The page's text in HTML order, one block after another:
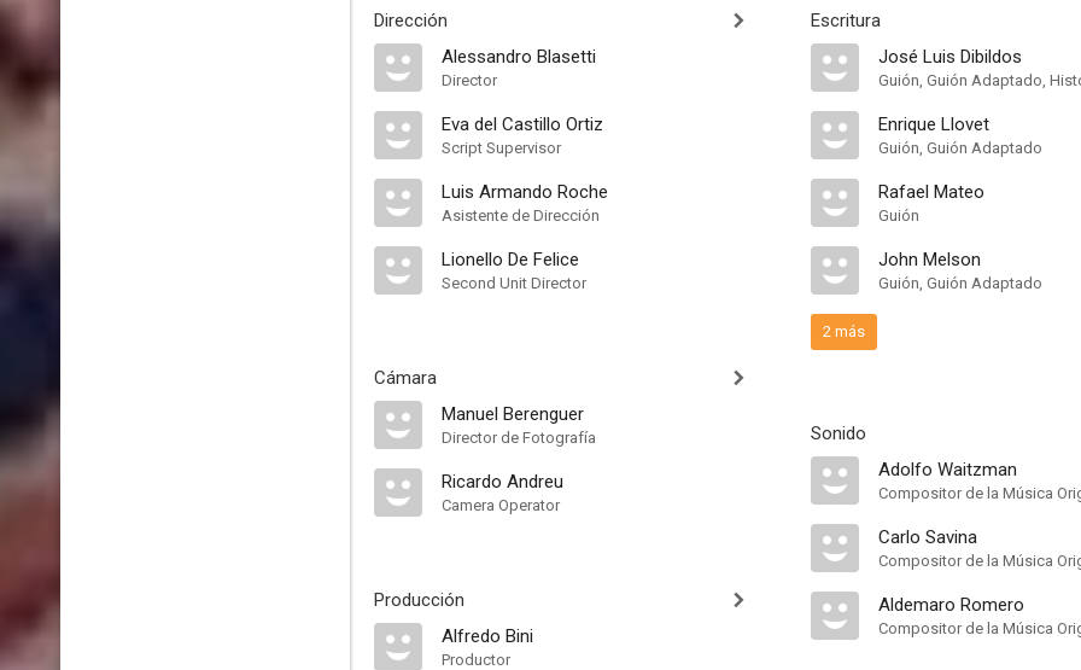
Dirección
Alessandro Blasetti
Director
Eva del Castillo Ortiz
Script Supervisor
Luis Armando Roche
Asistente de Dirección
Lionello De Felice
Second Unit Director
Cámara
Manuel Berenguer
Director de Fotografía
Ricardo Andreu
Camera Operator
Producción
Alfredo Bini
Productor
Escritura
José Luis Dibildos
Guión, Guión Adaptado,
Enrique Llovet
Guión, Guión Adaptado
Rafael Mateo
Guión
John Melson
Guión, Guión Adaptado
2 más
Sonido
Adolfo Waitzman
Compositor de la Música
Carlo Savina
Compositor de la Música
Aldemaro Romero
Compositor de la Música